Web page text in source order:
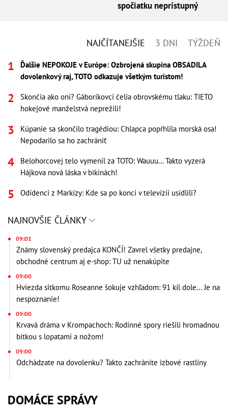
spočiatku neprístupný
NAJČÍTANEJŠIE 3 DNI TÝŽDEŇ
Ďalšie NEPOKOJE v Európe: Ozbrojená skupina OBSADILA
dovolenkový raj, TOTO odkazuje všetkým turistom!
Skončia ako oni? Gáboríkovci čelia obrovskému tlaku: TIETO
hokejové manželstvá neprežili!
Kúpanie sa skončilo tragédiou: Chlapca popŕhlila morská osa!
Nepodarilo sa ho zachrániť
Belohorcovej telo vymenil za TOTO: Wauuu... Takto vyzerá
Hájkova nová láska v bikinách!
Odídenci z Markízy: Kde sa po konci v televízii usídlili?
NAJNOVŠIE ČLÁNKY
09:01
Známy slovenský predajca KONČÍ! Zavrel všetky predajne,
obchodné centrum aj e-shop: TU už nenakúpite
09:00
Hviezda sitkomu Roseanne šokuje vzhľadom: 91 kíl dole... Je na
nespoznanie!
09:00
Krvavá dráma v Krompachoch: Rodinné spory riešili hromadnou
bitkou s lopatami a nožom!
09:00
Odchádzate na dovolenku? Takto zachránite izbové rastliny
DOMÁCE SPRÁVY